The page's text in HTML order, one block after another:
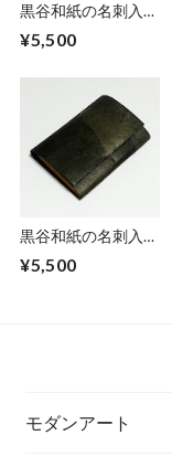
黒谷和紙の名刺入れ
¥5,500
黒谷和紙の名刺入れ
¥5,500
モダンアート